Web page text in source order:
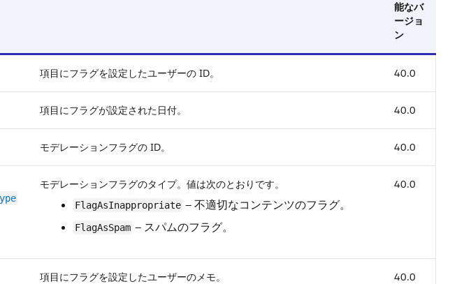
能なバ
ージョ
ン
項目にフラグを設定したユーザーの ID。 40.0
項目にフラグが設定された日付。 40.0
モデレーションフラグの ID。 40.0
モデレーションフラグのタイプ。値は次のとおりです。
FlagAsInappropriate — 不適切なコンテンツのフラグ。
FlagAsSpam — スパムのフラグ。
40.0
項目にフラグを設定したユーザーのメモ。 40.0